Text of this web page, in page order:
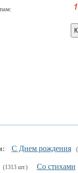
С Днем рождения
(1313 шт.) Со стихами